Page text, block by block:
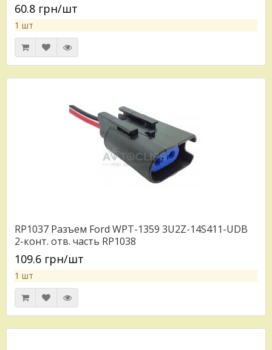
60.8 грн/шт
1 шт
RP1037 Разъем Ford WPT-1359 3U2Z-14S411-UDB
2-конт. отв. часть RP1038
109.6 грн/шт
1 шт